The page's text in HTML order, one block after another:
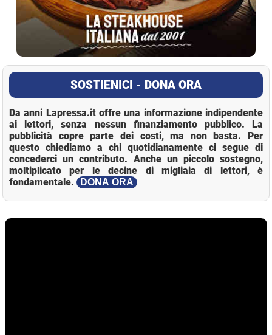
SOSTIENICI - DONA ORA
Da anni Lapressa.it offre una informazione indipendente
ai lettori, senza nessun finanziamento pubblico. La
pubblicità copre parte dei costi, ma non basta. Per
questo chiediamo a chi quotidianamente ci segue di
concederci un contributo. Anche un piccolo sostegno,
moltiplicato per le decine di migliaia di lettori, è
fondamentale.
DONA ORA